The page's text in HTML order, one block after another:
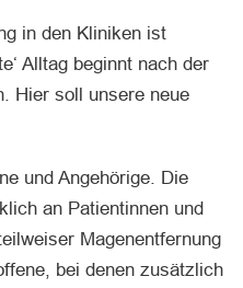
in den Kliniken ist
Alltag beginnt nach der
Hier soll unsere neue
und Angehörige. Die
an Patientinnen und
Magenentfernung
bei denen zusätzlich